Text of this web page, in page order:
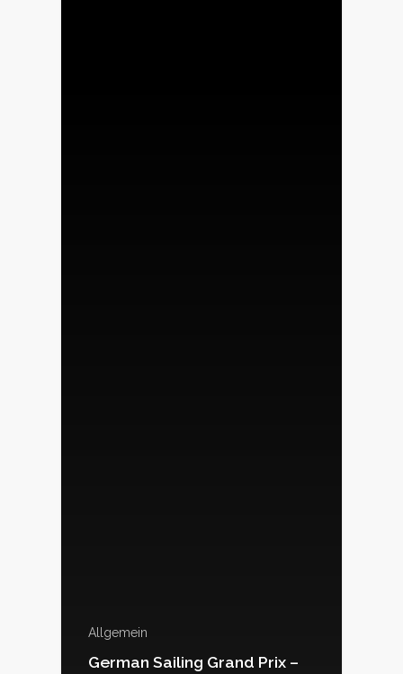
Allgemein
German Sailing Grand Prix –